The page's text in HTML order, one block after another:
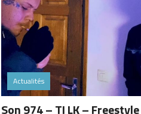
Actualités
Son 974 – TI LK – Freestyle